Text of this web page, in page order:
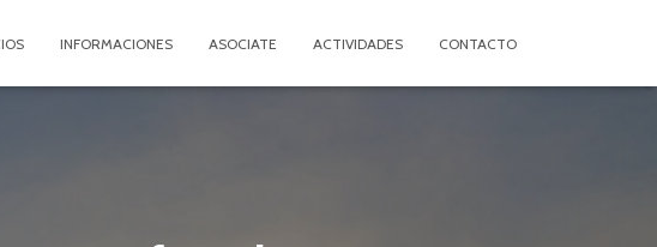
INFORMACIONES ASOCIATE ACTIVIDADES CONTACTO